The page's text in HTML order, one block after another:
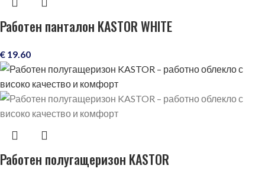
Работен панталон KASTOR WHITE
€ 19.60
Работен полугащеризон KASTOR